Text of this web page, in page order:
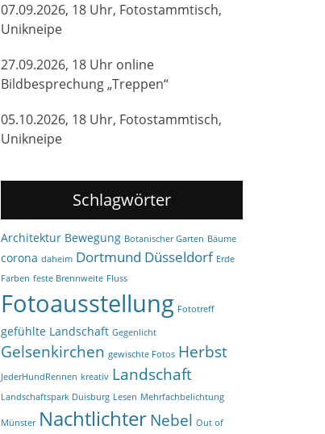
07.09.2026, 18 Uhr, Fotostammtisch,
Unikneipe
27.09.2026, 18 Uhr online
Bildbesprechung „Treppen“
05.10.2026, 18 Uhr, Fotostammtisch,
Unikneipe
Schlagwörter
Architektur Bewegung Botanischer Garten Bäume
corona daheim Dortmund Düsseldorf Erde
Farben feste Brennweite Fluss
Fotoausstellung Fototreff
gefühlte Landschaft Gegenlicht
Gelsenkirchen gewischte Fotos Herbst
JederHundRennen kreativ Landschaft
Landschaftspark Duisburg Lesen Mehrfachbelichtung
Münster NachtlichterNebel Out of